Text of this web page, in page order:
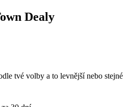
Dealy
tvé volby a to levnější nebo stejné